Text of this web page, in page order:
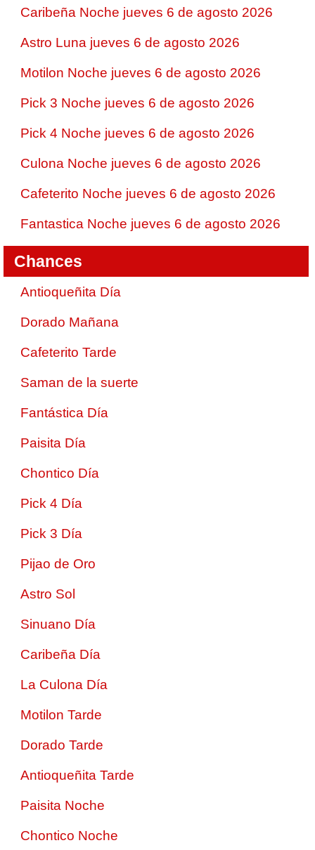
Caribeña Noche jueves 6 de agosto 2026
Astro Luna jueves 6 de agosto 2026
Motilon Noche jueves 6 de agosto 2026
Pick 3 Noche jueves 6 de agosto 2026
Pick 4 Noche jueves 6 de agosto 2026
Culona Noche jueves 6 de agosto 2026
Cafeterito Noche jueves 6 de agosto 2026
Fantastica Noche jueves 6 de agosto 2026
Chances
Antioqueñita Día
Dorado Mañana
Cafeterito Tarde
Saman de la suerte
Fantástica Día
Paisita Día
Chontico Día
Pick 4 Día
Pick 3 Día
Pijao de Oro
Astro Sol
Sinuano Día
Caribeña Día
La Culona Día
Motilon Tarde
Dorado Tarde
Antioqueñita Tarde
Paisita Noche
Chontico Noche